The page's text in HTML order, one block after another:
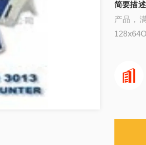
简要描述
产品，